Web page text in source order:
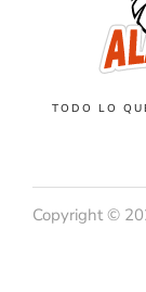
TODO LO
Copyright ©